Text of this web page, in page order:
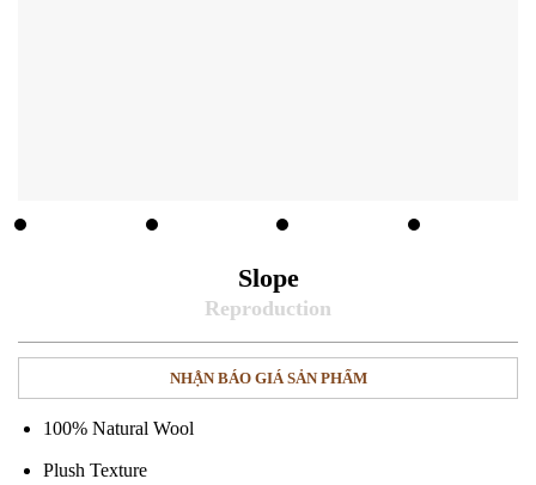
Slope
NHẬN BÁO GIÁ SẢN PHẨM
100% Natural Wool
Plush Texture